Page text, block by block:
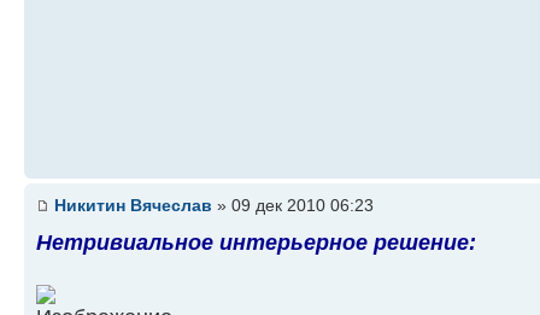
Никитин Вячеслав » 09 дек 2010 06:23
Нетривиальное интерьерное решение: